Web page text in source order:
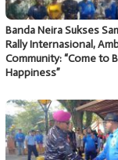
Banda Neira Sukses
Rally Internasional,
Community: “Come to
Happiness”